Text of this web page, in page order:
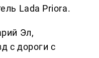
Lada Priora.
Эл,
с дороги с